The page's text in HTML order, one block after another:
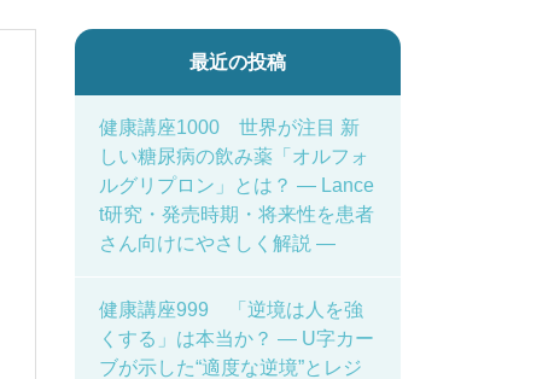
最近の投稿
健康講座1000 世界が注目 新
しい糖尿病の飲み薬「オルフォ
ルグリプロン」とは？ ― Lance
t研究・発売時期・将来性を患者
さん向けにやさしく解説 ―
健康講座999 「逆境は人を強
くする」は本当か？ ― U字カー
ブが示した“適度な逆境”とレジ